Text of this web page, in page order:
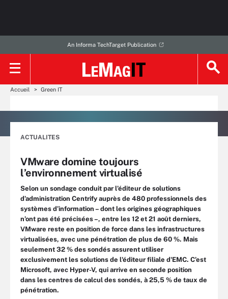
An Informa TechTarget Publication
Accueil Green IT
ACTUALITES
VMware domine toujours
l’environnement virtualisé
Selon un sondage conduit par l’éditeur de solutions
d’administration Centrify auprès de 480 professionnels des
systèmes d’information – dont les origines géographiques
n’ont pas été précisées –, entre les 12 et 21 août derniers,
VMware reste en position de force dans les infrastructures
virtualisées, avec une pénétration de plus de 60 %. Mais
seulement 32 % des sondés assurent utiliser
exclusivement les solutions de l'éditeur filiale d'EMC. C’est
Microsoft, avec Hyper-V, qui arrive en seconde position
dans les centres de calcul des sondés, à 25,5 % de taux de
pénétration.